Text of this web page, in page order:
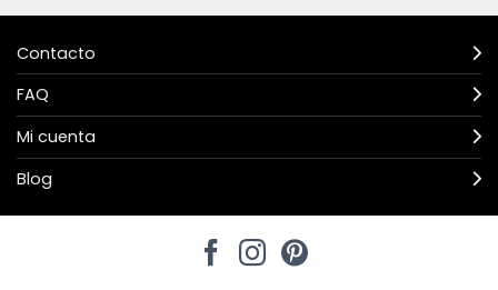
Contacto
FAQ
Mi cuenta
Blog